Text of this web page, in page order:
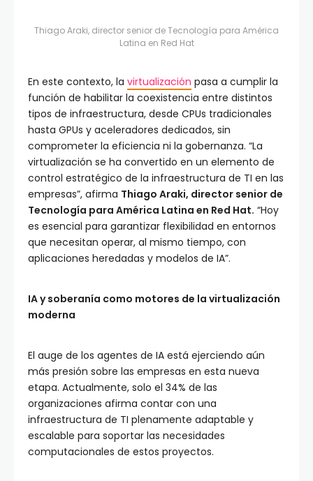
Thiago Araki, director senior de Tecnología para América
Latina en Red Hat
En este contexto, la virtualización pasa a cumplir la
función de habilitar la coexistencia entre distintos
tipos de infraestructura, desde CPUs tradicionales
hasta GPUs y aceleradores dedicados, sin
comprometer la eficiencia ni la gobernanza. “La
virtualización se ha convertido en un elemento de
control estratégico de la infraestructura de TI en las
empresas”, afirma Thiago Araki, director senior de
Tecnología para América Latina en Red Hat. “Hoy
es esencial para garantizar flexibilidad en entornos
que necesitan operar, al mismo tiempo, con
aplicaciones heredadas y modelos de IA”.
IA y soberanía como motores de la virtualización
moderna
El auge de los agentes de IA está ejerciendo aún
más presión sobre las empresas en esta nueva
etapa. Actualmente, solo el 34% de las
organizaciones afirma contar con una
infraestructura de TI plenamente adaptable y
escalable para soportar las necesidades
computacionales de estos proyectos.